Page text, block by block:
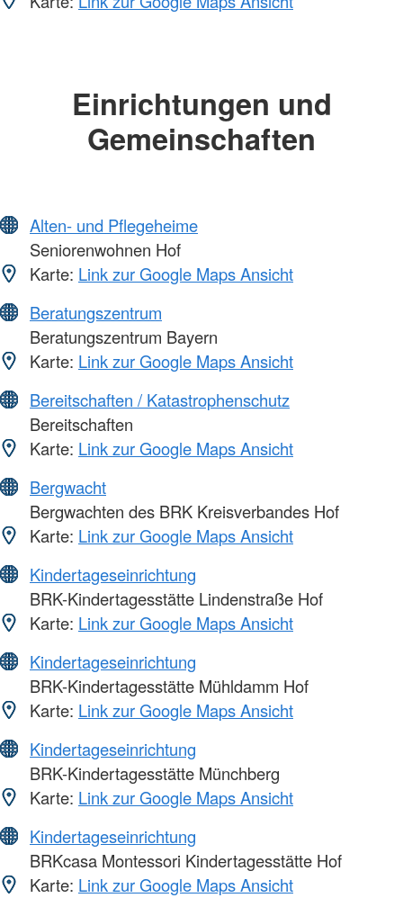
Einrichtungen und
Gemeinschaften
Alten- und Pflegeheime
Seniorenwohnen Hof
Karte: Link zur Google Maps Ansicht
Beratungszentrum
Beratungszentrum Bayern
Karte: Link zur Google Maps Ansicht
Bereitschaften / Katastrophenschutz
Bereitschaften
Karte: Link zur Google Maps Ansicht
Bergwacht
Bergwachten des BRK Kreisverbandes Hof
Karte: Link zur Google Maps Ansicht
Kindertageseinrichtung
BRK-Kindertagesstätte Lindenstraße Hof
Karte: Link zur Google Maps Ansicht
Kindertageseinrichtung
BRK-Kindertagesstätte Mühldamm Hof
Karte: Link zur Google Maps Ansicht
Kindertageseinrichtung
BRK-Kindertagesstätte Münchberg
Karte: Link zur Google Maps Ansicht
Kindertageseinrichtung
BRKcasa Montessori Kindertagesstätte Hof
Karte: Link zur Google Maps Ansicht